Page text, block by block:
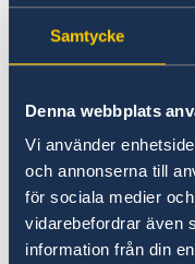
Samtycke
Denna webbplats
Vi använder
och annonserna till
för sociala medier
vidarebefordrar även
information från din
Going to
Passport Check
Apply for a visa
Visit for longer than
Moving to
Working in Sweden
Studying in Sweden
Bring a pet to Sweden
Moving to
Sweden
The quickest and
residence or
theSwedish
over the internet
Migration Board.